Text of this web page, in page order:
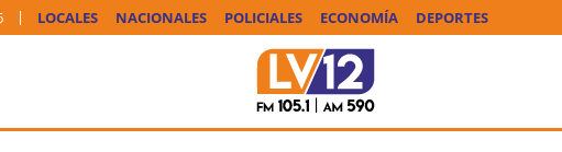
LOCALES NACIONALES POLICIALES ECONOMÍA DEPORTES